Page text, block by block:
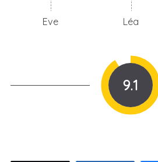
Eve Léa
9.1